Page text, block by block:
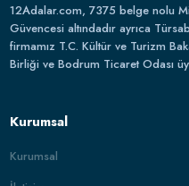
12Adalar.com, 7375 belge nolu
Güvencesi altındadır ayrıca
firmamız T.C. Kültür ve Turizm
Birliği ve Bodrum Ticaret Odası
Kurumsal
Kurumsal